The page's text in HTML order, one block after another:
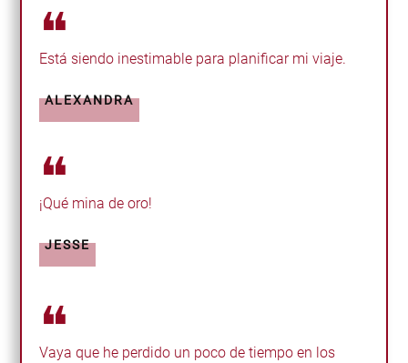
❝
Está siendo inestimable para planificar mi viaje.
ALEXANDRA
❝
¡Qué mina de oro!
JESSE
❝
Vaya que he perdido un poco de tiempo en los